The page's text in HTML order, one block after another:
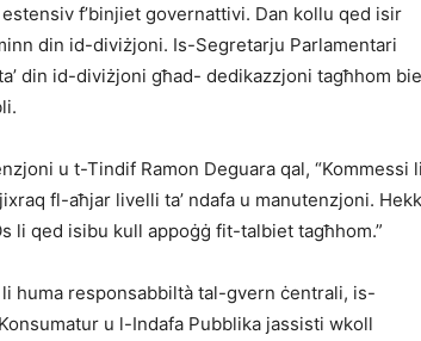
f’binjiet governattivi. Dan kollu qed isir
din id-diviżjoni. Is-Segretarju Parlamentari
din id-diviżjoni għad- dedikazzjoni tagħhom
u t-Tindif Ramon Deguara qal, “Kommessi li
fl-aħjar livelli ta’ ndafa u manutenzjoni. Hekk
li qed isibu kull appoġġ fit-talbiet tagħhom.”
huma responsabbiltà tal-gvern ċentrali, is-
u l-Indafa Pubblika jassisti wkoll